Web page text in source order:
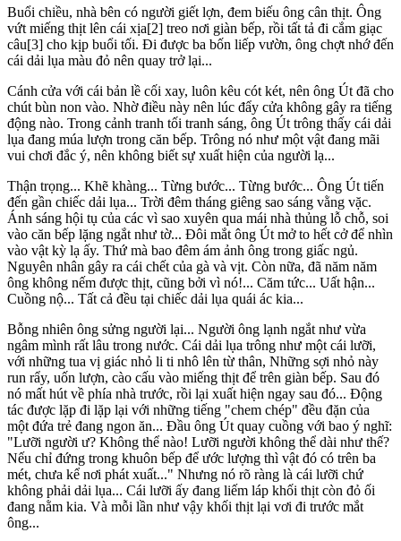
Buổi chiều, nhà bên có người giết lợn, đem biếu ông cân thịt. Ông
vứt miếng thịt lên cái xịa[2] treo nơi giàn bếp, rồi tất tả đi cắm giạc
câu[3] cho kịp buổi tối. Đi được ba bốn liếp vườn, ông chợt nhớ đến
cái dải lụa màu đỏ nên quay trở lại...
Cánh cửa với cái bản lề cối xay, luôn kêu cót két, nên ông Út đã cho
chút bùn non vào. Nhờ điều này nên lúc đẩy cửa không gây ra tiếng
động nào. Trong cảnh tranh tối tranh sáng, ông Út trông thấy cái dải
lụa đang múa lượn trong căn bếp. Trông nó như một vật đang mãi
vui chơi đắc ý, nên không biết sự xuất hiện của người lạ...
Thận trọng... Khẽ khàng... Từng bước... Từng bước... Ông Út tiến
đến gần chiếc dải lụa... Trời đêm tháng giêng sao sáng vằng vặc.
Ánh sáng hội tụ của các vì sao xuyên qua mái nhà thủng lỗ chỗ, soi
vào căn bếp lặng ngắt như tờ... Đôi mắt ông Út mở to hết cở để nhìn
vào vật kỳ lạ ấy. Thứ mà bao đêm ám ảnh ông trong giấc ngủ.
Nguyên nhân gây ra cái chết của gà và vịt. Còn nữa, đã năm năm
ông không nếm được thịt, cũng bởi vì nó!... Căm tức... Uất hận...
Cuồng nộ... Tất cả đều tại chiếc dải lụa quái ác kia...
Bỗng nhiên ông sửng người lại... Người ông lạnh ngắt như vừa
ngâm mình rất lâu trong nước. Cái dải lụa trông như một cái lưỡi,
với những tua vị giác nhỏ li ti nhô lên từ thân, Những sợi nhỏ này
run rẩy, uốn lượn, cào cấu vào miếng thịt để trên giàn bếp. Sau đó
nó mất hút về phía nhà trước, rồi lại xuất hiện ngay sau đó... Động
tác được lặp đi lặp lại với những tiếng "chem chép" đều đặn của
một đứa trẻ đang ngon ăn... Đầu ông Út quay cuồng với bao ý nghĩ:
"Lưỡi người ư? Không thể nào! Lưỡi người không thể dài như thế?
Nếu chỉ đứng trong khuôn bếp để ước lượng thì vật đó có trên ba
mét, chưa kể nơi phát xuất..." Nhưng nó rõ ràng là cái lưỡi chứ
không phải dải lụa... Cái lưỡi ấy đang liếm láp khối thịt còn đỏ ối
đang nằm kia. Và mỗi lần như vậy khối thịt lại vơi đi trước mắt
ông...